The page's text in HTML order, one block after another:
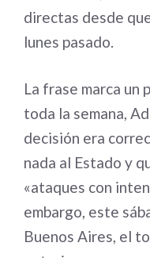
directas desde
lunes pasado.
La frase marca un
toda la semana,
decisión era
nada al Estado y
«ataques con
embargo, este
Buenos Aires, el